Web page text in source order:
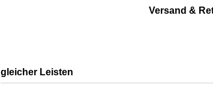
Versand &
gleicher Leisten